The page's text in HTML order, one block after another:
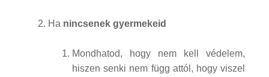
Ha nincsenek gyermekeid
Mondhatod, hogy nem kell védelem,
hiszen senki nem függ attól, hogy viszel